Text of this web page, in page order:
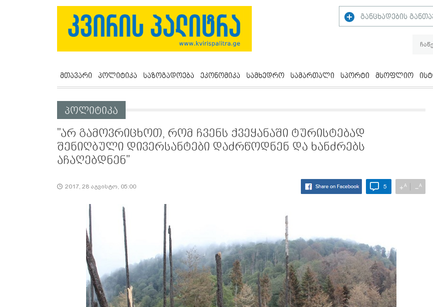
განცხადების
მთავარი პოლიტიკა საზოგადოება ეკონომიკა სამხედრო სამართალი სპორტი მსოფლიო
პოლიტიკა
"არ გამოვრიცხოთ, რომ ჩვენს ქვეყანაში ტურისტებად
შენიღბული დივერსანტები დაძრწოდნენ და ხანძრებს
აჩაღებდნენ"
2017, 28 აგვისტო, 05:00 5 +A −A